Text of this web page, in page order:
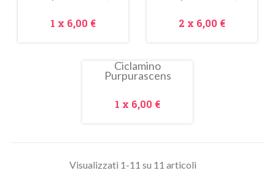
Prezzo
1 x 6,00 € Prezzo
2 x 6,00 €
Ciclamino
Purpurascens
Prezzo
1 x 6,00 €
Visualizzati 1-11 su 11 articoli